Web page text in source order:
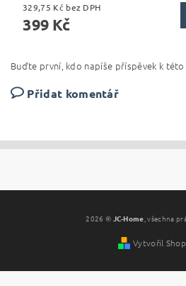
329,75 Kč bez DPH
399 Kč
Buďte první, kdo napíše příspěvek k této
Přidat komentář
2026 © JC-Home , všechna
Vytvořil